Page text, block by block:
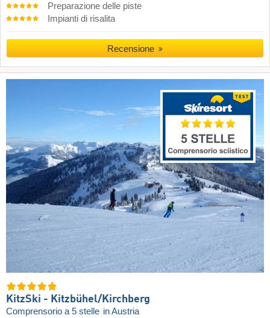
Preparazione delle piste
Impianti di risalita
Recensione
KitzSki - Kitzbühel/​Kirchberg
Comprensorio a 5 stelle in Austria